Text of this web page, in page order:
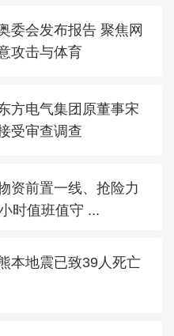
委会发布报告 聚焦网
攻击与体育
方电气集团原董事宋
受审查调查
资前置一线、抢险力
时值班值守 ...
本地震已致39人死亡